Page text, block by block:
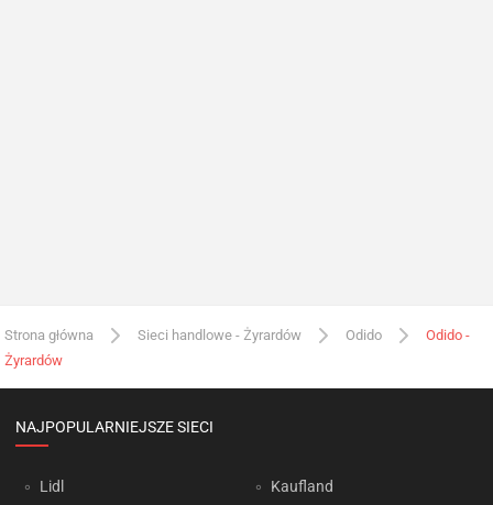
Strona główna Sieci handlowe - Żyrardów Odido
Odido -
Żyrardów
NAJPOPULARNIEJSZE SIECI
Lidl Kaufland